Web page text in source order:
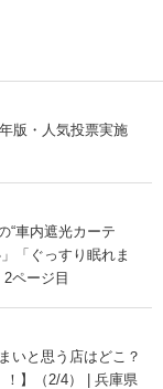
版・人気投票実施
“車内遮光カーテ
「ぐっすり眠れま
ページ目
いと思う店はどこ？
！】（2/4） | 兵庫県